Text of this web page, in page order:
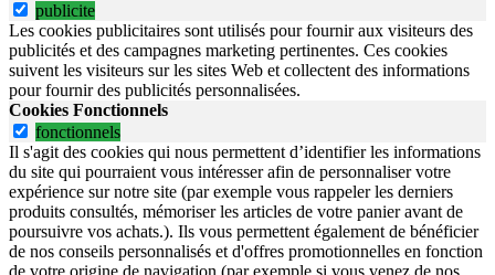
publicite
Les cookies publicitaires sont utilisés pour fournir aux visiteurs des
publicités et des campagnes marketing pertinentes. Ces cookies
suivent les visiteurs sur les sites Web et collectent des informations
pour fournir des publicités personnalisées.
Cookies Fonctionnels
fonctionnels
Il s'agit des cookies qui nous permettent d’identifier les informations
du site qui pourraient vous intéresser afin de personnaliser votre
expérience sur notre site (par exemple vous rappeler les derniers
produits consultés, mémoriser les articles de votre panier avant de
poursuivre vos achats.). Ils vous permettent également de bénéficier
de nos conseils personnalisés et d'offres promotionnelles en fonction